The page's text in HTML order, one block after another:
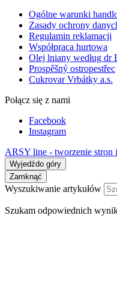
Ogólne warunki
Zasady ochrony
Regulamin reklamacji
Współpraca hurtowa
Olej lniany według dr
Prospěšný ostropestřec
Cukrovar Vrbátky a.s.
Połącz się z nami
Facebook
Instagram
ARSY line - tworzenie stron
Wyjedźdo góry
Zamknąć
Wyszukiwanie artykułów
Szukam odpowiednich